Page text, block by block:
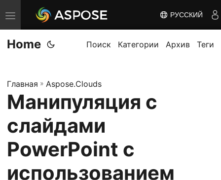
П
е
р
л
ю
и
т
ь
н
РУССКИЙ
Home Поиск Категории Архив Теги
Главная » Aspose.Clouds
Манипуляция с
слайдами
PowerPoint с
использованием